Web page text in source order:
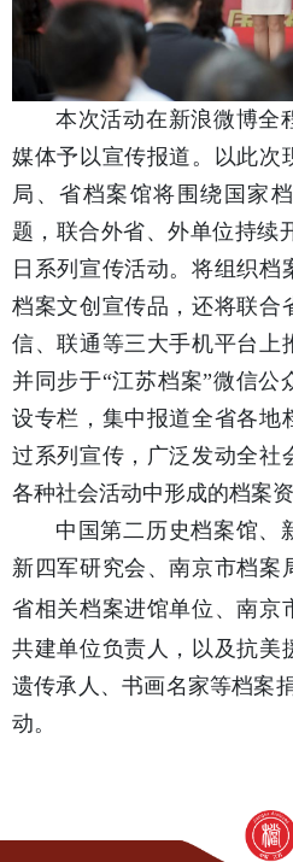
本次活动在新浪微博全
媒体予以宣传报道。以此次
局、省档案馆将围绕国家
题，联合外省、外单位持续
日系列宣传活动。将组织档
档案文创宣传品，还将联合
信、联通等三大手机平台上
并同步于“江苏档案”微信公
设专栏，集中报道全省各地
过系列宣传，广泛发动全社
各种社会活动中形成的档案资
中国第二历史档案馆、
新四军研究会、南京市档案
省相关档案进馆单位 、南京
共建单位负责人，以及抗美
遗传承人、书画名家等档案
动。